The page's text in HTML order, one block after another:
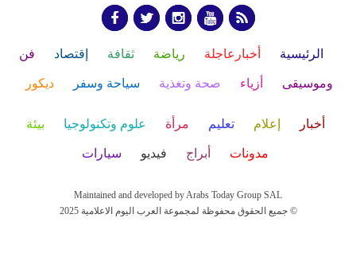
الرئيسية أخبارعاجلة رياضة ثقافة إقتصاد فن
وموسيقى أزياء صحة وتغذية سياحة وسفر ديكور
أخبار إعلام تعليم مرأة علوم وتكنولوجيا بيئة
مدونات أبراج فيديو سيارات
Maintained and developed by Arabs Today Group SAL
جميع الحقوق محفوظة لمجموعة العرب اليوم الاعلامية 2025 ©